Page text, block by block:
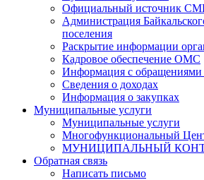
Официальный источник
Администрация
поселения
Раскрытие информации
Кадровое обеспечение ОМС
Информация с обращениями
Сведения о доходах
Информация о закупках
Муниципальные услуги
Муниципальные услуги
Многофункциональный
МУНИЦИПАЛЬНЫЙ
Обратная связь
Написать письмо